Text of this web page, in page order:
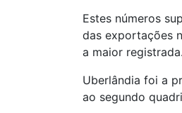
Estes números
das exportações
a maior registrada.
Uberlândia foi a
ao segundo